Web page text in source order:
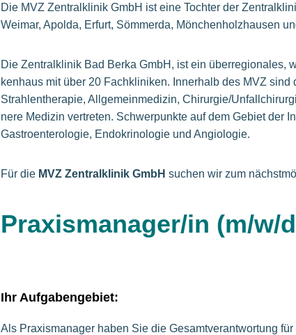
Die MVZ Zentralklinik GmbH ist eine Toch­ter der
Weimar, Apol­da, Er­furt, Sömmerda, Mön­chen­holz­hau­sen
Die Zentralklinik Bad Berka GmbH, ist ein
ken­haus mit über 20 Fach­kli­ni­ken. In­ner­halb des MVZ
Strah­len­the­ra­pie, All­ge­mein­me­di­zin, Chi­rur­gie/
ne­re Me­di­zin ver­tre­ten. Schwer­punk­te auf dem Ge­biet der
Gas­tro­en­te­ro­lo­gie, Endokrinologie und Angiologie.
Für die MVZ Zentralklinik GmbH suchen wir zum
Praxismanager/in (m/w/
Ihr Aufgabengebiet:
Als Praxismanager haben Sie die Gesamtverantwortung